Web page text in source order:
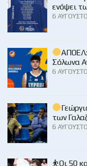
ενόψει
6
Σόλωνα
6
των
6
⛹️Οι 50